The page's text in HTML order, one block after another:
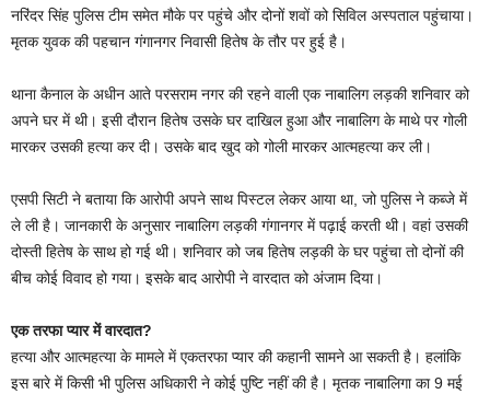
नरिंदर सिंह पुलिस टीम समेत मौके पर पहुंचे और दोनों शवों को सिविल अस्पताल पहुंचाया।
मृतक युवक की पहचान गंगानगर निवासी हितेष के तौर पर हुई है।
थाना कैनाल के अधीन आते परसराम नगर की रहने वाली एक नाबालिग लड़की शनिवार को
अपने घर में थी। इसी दौरान हितेष उसके घर दाखिल हुआ और नाबालिग के माथे पर गोली
मारकर उसकी हत्या कर दी। उसके बाद खुद को गोली मारकर आत्महत्या कर ली।
एसपी सिटी ने बताया कि आरोपी अपने साथ पिस्टल लेकर आया था, जो पुलिस ने कब्जे में
ले ली है। जानकारी के अनुसार नाबालिग लड़की गंगानगर में पढ़ाई करती थी। वहां उसकी
दोस्ती हितेष के साथ हो गई थी। शनिवार को जब हितेष लड़की के घर पहुंचा तो दोनों की
बीच कोई विवाद हो गया। इसके बाद आरोपी ने वारदात को अंजाम दिया।
एक तरफा प्यार में वारदात?
हत्या और आत्महत्या के मामले में एकतरफा प्यार की कहानी सामने आ सकती है। हलांकि
इस बारे में किसी भी पुलिस अधिकारी ने कोई पुष्टि नहीं की है। मृतक नाबालिगा का 9 मई